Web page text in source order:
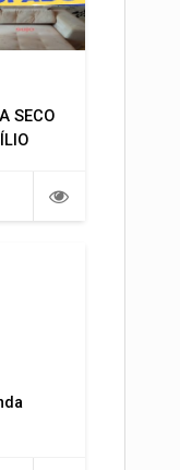
SECO